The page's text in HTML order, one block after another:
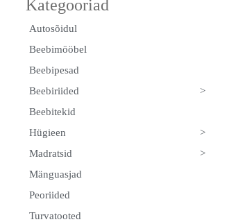
Autosõidul
Beebimööbel
Beebipesad
>
Beebiriided
Beebitekid
>
Hügieen
>
Madratsid
Mänguasjad
Peoriided
Turvatooted